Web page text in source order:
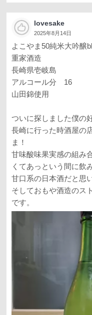
lovesake
2025年8月14日
よこやま50純米大吟醸
重家酒造
長崎県壱岐島
アルコール分 16
山田錦使用
ついに探しました僕の
長崎に行った時酒屋の
ま！
甘味酸味果実感の組み
くてあっという間に飲
甘口系の日本酒だと思
そしておもや酒造のス
です。